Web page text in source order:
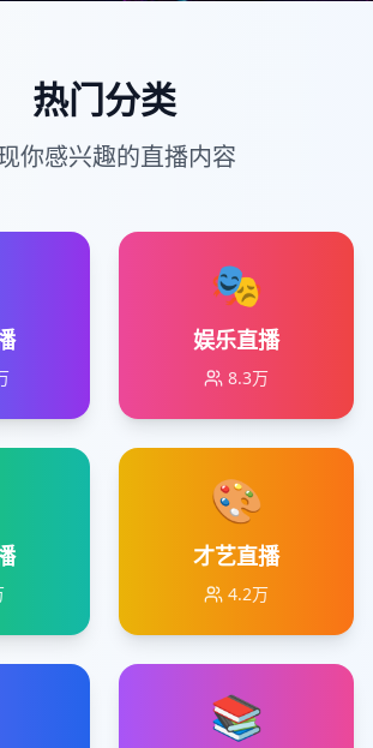
热门分类
你感兴趣的直播内容
🎭
娱乐直播
8.3万
🎨
才艺直播
4.2万
📚